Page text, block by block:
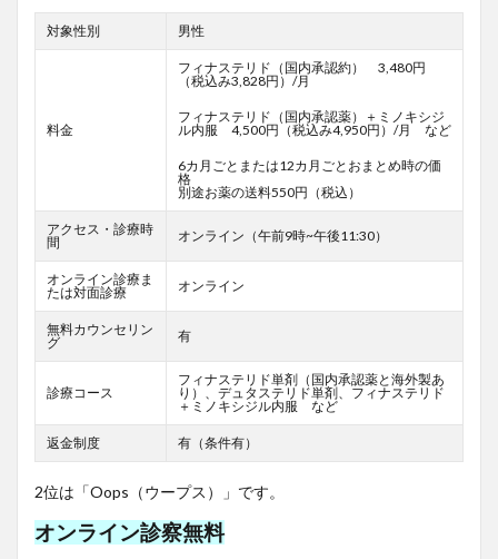
対象性別 男性
料金
フィナステリド（国内承認約） 3,480円
（税込み3,828円）/月
フィナステリド（国内承認薬）＋ミノキシジ
ル内服 4,500円（税込み4,950円）/月 など
6カ月ごとまたは12カ月ごとおまとめ時の価
格
別途お薬の送料550円（税込）
アクセス・診療時
間
オンライン（午前9時~午後11:30）
オンライン診療ま
たは対面診療
オンライン
無料カウンセリン
グ
有
診療コース
フィナステリド単剤（国内承認薬と海外製あ
り）、デュタステリド単剤、フィナステリド
＋ミノキシジル内服 など
返金制度 有（条件有）
2位は「Oops（ウープス）」です。
オンライン診察無料